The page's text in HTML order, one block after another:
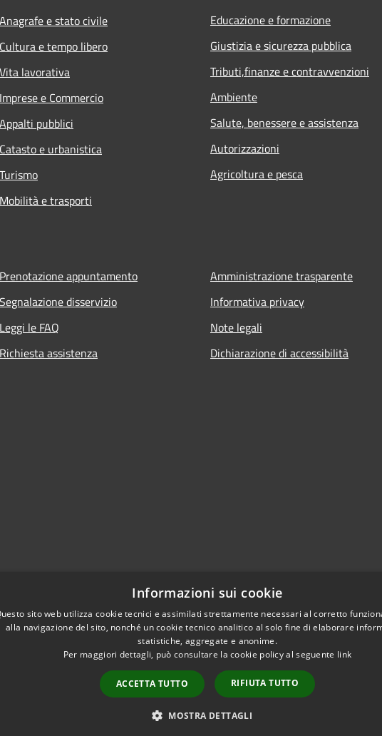
Anagrafe e stato civile
Cultura e tempo libero
Vita lavorativa
Imprese e Commercio
Appalti pubblici
Catasto e urbanistica
Turismo
Mobilità e trasporti
Educazione e formazione
Giustizia e sicurezza pubblica
Tributi,finanze e contravvenzioni
Ambiente
Salute, benessere e assistenza
Autorizzazioni
Agricoltura e pesca
Prenotazione appuntamento
Segnalazione disservizio
Leggi le FAQ
Richiesta assistenza
Amministrazione trasparente
Informativa privacy
Note legali
Dichiarazione di accessibilità
Copyright © 2026 • Comune di
Informazioni sui cookie
sito web utilizza cookie tecnici e assimilati strettamente necessari al corretto
alla navigazione del sito, nonché un cookie tecnico analitico al solo fine di elaborare
statistiche, aggregate e anonime.
Per maggiori dettagli, può consultare la cookie policy al seguente link
ACCETTA TUTTO RIFIUTA TUTTO
MOSTRA DETTAGLI